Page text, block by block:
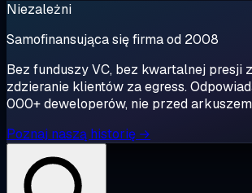
Niezależni
Samofinansująca się firma od 2008
Bez funduszy VC, bez kwartalnej presji
zdzieranie klientów za egress.
000+ deweloperów, nie przed arkuszem
Poznaj naszą historię →